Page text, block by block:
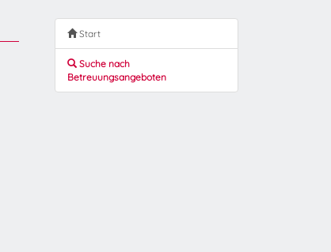
Start
Suche nach
Betreuungsangeboten